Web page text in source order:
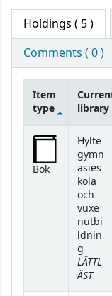
Holdings ( 5 )
Comments ( 0 )
Holdings
Item
type
library
Bok
Hylte
gymn
asies
kola
och
vuxe
nutbi
ldnin
g
LÄTTL
ÄST